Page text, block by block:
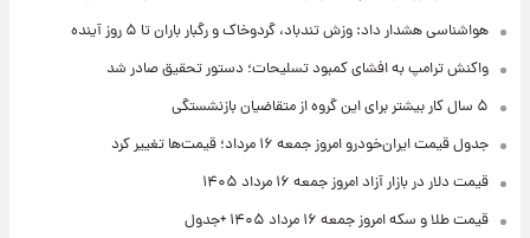
هواشناسی هشدار داد: وزش تندباد، گردوخاک و رگبار باران تا ۵ روز آینده
واکنش ترامپ به افشای کمبود تسلیحات؛ دستور تحقیق صادر شد
۵ سال کار بیشتر برای این گروه از متقاضیان بازنشستگی
جدول قیمت ایران‌خودرو امروز جمعه ۱۶ مرداد؛ قیمت‌ها تغییر کرد
قیمت دلار در بازار آزاد امروز جمعه ۱۶ مرداد ۱۴۰۵
قیمت طلا و سکه امروز جمعه ۱۶ مرداد ۱۴۰۵ +جدول